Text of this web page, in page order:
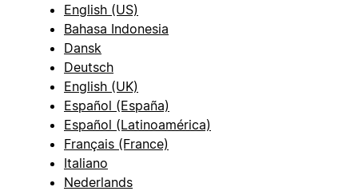
English (US)
Bahasa Indonesia
Dansk
Deutsch
English (UK)
Español (España)
Español (Latinoamérica)
Français (France)
Italiano
Nederlands